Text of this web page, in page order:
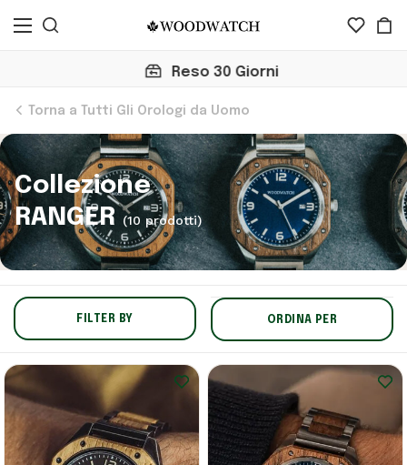
Reso 30 Giorni
Torna a Tutti Gli Orologi da Uomo
Collezione
RANGER
(10 prodotti)
FILTER BY ORDINA PER